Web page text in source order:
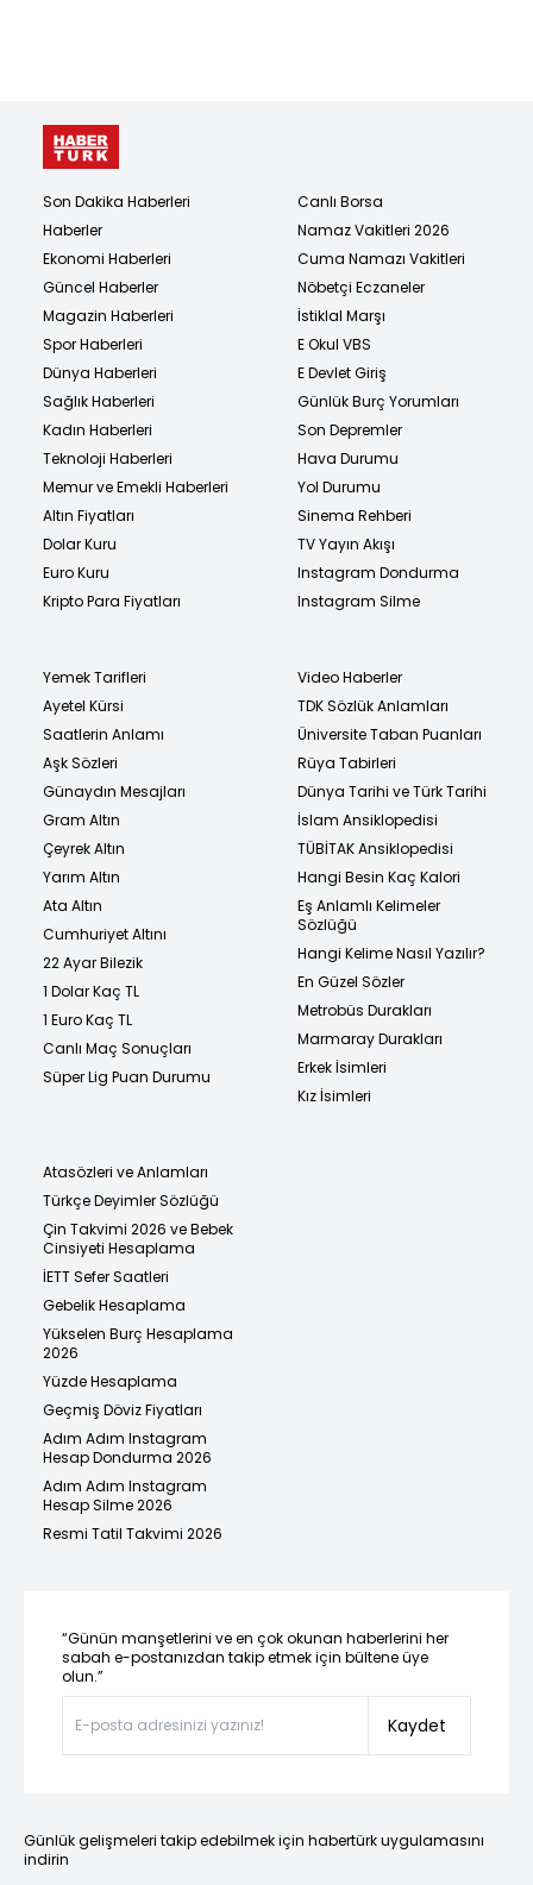
Son Dakika Haberleri
Haberler
Ekonomi Haberleri
Güncel Haberler
Magazin Haberleri
Spor Haberleri
Dünya Haberleri
Sağlık Haberleri
Kadın Haberleri
Teknoloji Haberleri
Memur ve Emekli Haberleri
Altın Fiyatları
Dolar Kuru
Euro Kuru
Kripto Para Fiyatları
Canlı Borsa
Namaz Vakitleri 2026
Cuma Namazı Vakitleri
Nöbetçi Eczaneler
İstiklal Marşı
E Okul VBS
E Devlet Giriş
Günlük Burç Yorumları
Son Depremler
Hava Durumu
Yol Durumu
Sinema Rehberi
TV Yayın Akışı
Instagram Dondurma
Instagram Silme
Yemek Tarifleri
Ayetel Kürsi
Saatlerin Anlamı
Aşk Sözleri
Günaydın Mesajları
Gram Altın
Çeyrek Altın
Yarım Altın
Ata Altın
Cumhuriyet Altını
22 Ayar Bilezik
1 Dolar Kaç TL
1 Euro Kaç TL
Canlı Maç Sonuçları
Süper Lig Puan Durumu
Video Haberler
TDK Sözlük Anlamları
Üniversite Taban Puanları
Rüya Tabirleri
Dünya Tarihi ve Türk Tarihi
İslam Ansiklopedisi
TÜBİTAK Ansiklopedisi
Hangi Besin Kaç Kalori
Eş Anlamlı Kelimeler
Sözlüğü
Hangi Kelime Nasıl Yazılır?
En Güzel Sözler
Metrobüs Durakları
Marmaray Durakları
Erkek İsimleri
Kız İsimleri
Atasözleri ve Anlamları
Türkçe Deyimler Sözlüğü
Çin Takvimi 2026 ve Bebek
Cinsiyeti Hesaplama
İETT Sefer Saatleri
Gebelik Hesaplama
Yükselen Burç Hesaplama
2026
Yüzde Hesaplama
Geçmiş Döviz Fiyatları
Adım Adım Instagram
Hesap Dondurma 2026
Adım Adım Instagram
Hesap Silme 2026
Resmi Tatil Takvimi 2026
“Günün manşetlerini ve en çok okunan haberlerini her
sabah e-postanızdan takip etmek için bültene üye
olun.”
Kaydet
Günlük gelişmeleri takip edebilmek için habertürk uygulamasını
indirin